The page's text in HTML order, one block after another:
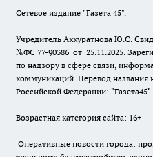
Сетевое издание "Газета 45".
Учредитель Аккуратнова Ю.С.
№ФС 77-90386 от 25.11.2025.
по надзору в сфере связи,
коммуникаций. Перевод названия
Российской Федерации: "Газета45".
Возрастная категория сайта: 16+
Оперативные новости города: